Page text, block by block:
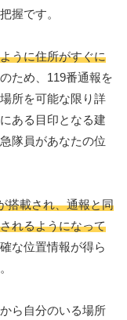
握です。
うに住所がすぐに
ため、119番通報を
所を可能な限り詳
ある目印となる建
隊員があなたの位
搭載され、通報と同
れるようになって
な位置情報が得ら
ら自分のいる場所